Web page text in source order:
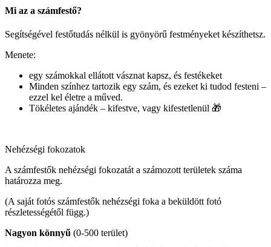
Mi az a számfestő?
Segítségével festőtudás nélkül is gyönyörű festményeket készíthetsz.
Menete:
egy számokkal ellátott vásznat kapsz, és festékeket
Minden színhez tartozik egy szám, és ezeket ki tudod festeni –
ezzel kel életre a műved.
Tökéletes ajándék – kifestve, vagy kifestetlenül 🎁
Nehézségi fokozatok
A számfestők nehézségi fokozatát a számozott területek száma
határozza meg.
(A saját fotós számfestők nehézségi foka a beküldött fotó
részletességétől függ.)
Nagyon könnyű (0-500 terület)